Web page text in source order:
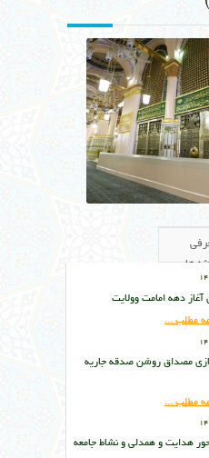
دهه امامت وولایت
...
روشن صدقه جاریه
...
و همدلی و نشاط جامعه